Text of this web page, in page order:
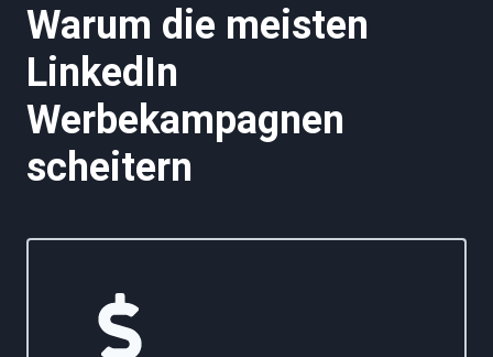
Warum die meisten
LinkedIn
Werbekampagnen
scheitern